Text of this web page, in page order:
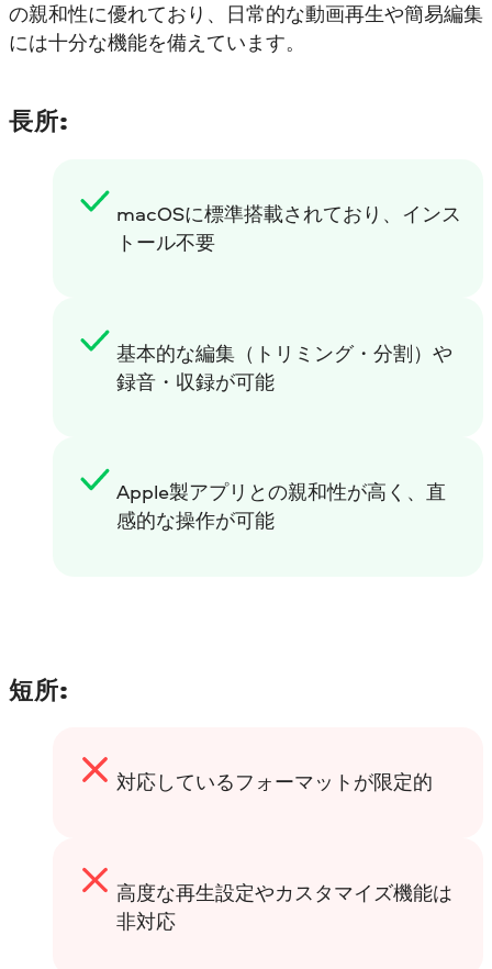
の親和性に優れており、日常的な動画再生や簡易編集
には十分な機能を備えています。
長所:
macOSに標準搭載されており、インス
トール不要
基本的な編集（トリミング・分割）や
録音・収録が可能
Apple製アプリとの親和性が高く、直
感的な操作が可能
短所:
対応しているフォーマットが限定的
高度な再生設定やカスタマイズ機能は
非対応